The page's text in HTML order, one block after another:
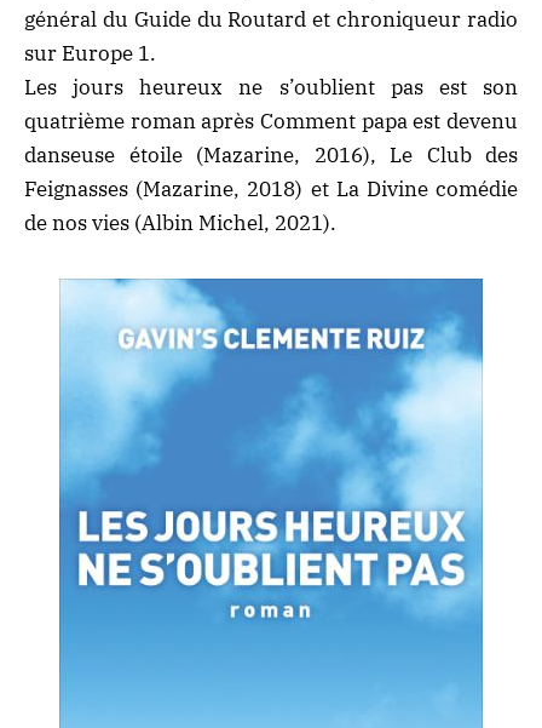
général du Guide du Routard et chroniqueur radio
sur Europe 1.
Les jours heureux ne s’oublient pas est son
quatrième roman après Comment papa est devenu
danseuse étoile (Mazarine, 2016), Le Club des
Feignasses (Mazarine, 2018) et La Divine comédie
de nos vies (Albin Michel, 2021).